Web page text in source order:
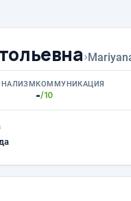
›
КОММУНИКАЦИЯ
-/10